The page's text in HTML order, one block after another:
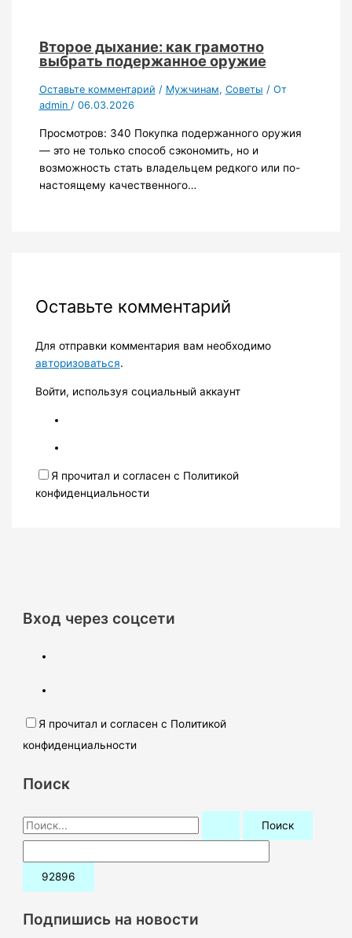
Второе дыхание: как грамотно
выбрать подержанное оружие
Оставьте комментарий / Мужчинам, Советы / От
admin / 06.03.2026
Просмотров: 340 Покупка подержанного оружия
— это не только способ сэкономить, но и
возможность стать владельцем редкого или по-
настоящему качественного…
Оставьте комментарий
Для отправки комментария вам необходимо
авторизоваться.
Войти, используя социальный аккаунт
Я прочитал и согласен с Политикой
конфиденциальности
Вход через соцсети
Я прочитал и согласен с Политикой
конфиденциальности
Поиск
П
о
и
:Подпишись на новости